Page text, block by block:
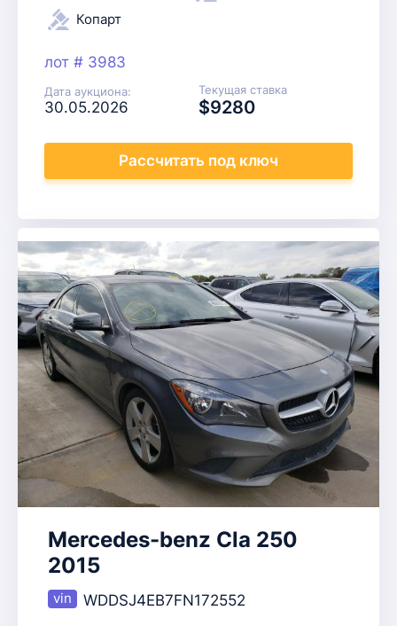
Копарт
лот # 3983
Дата аукциона:
30.05.2026
Текущая ставка
$9280
Рассчитать под ключ
Mercedes-benz Cla 250
2015
WDDSJ4EB7FN172552